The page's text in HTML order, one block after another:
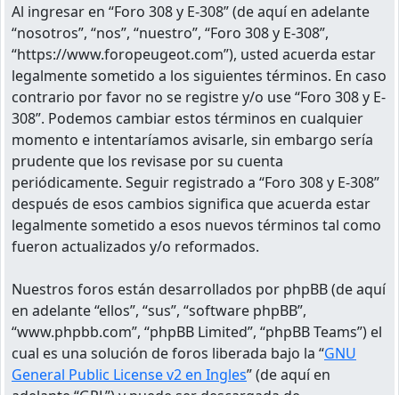
Al ingresar en “Foro 308 y E-308” (de aquí en adelante
“nosotros”, “nos”, “nuestro”, “Foro 308 y E-308”,
“https://www.foropeugeot.com”), usted acuerda estar
legalmente sometido a los siguientes términos. En caso
contrario por favor no se registre y/o use “Foro 308 y E-
308”. Podemos cambiar estos términos en cualquier
momento e intentaríamos avisarle, sin embargo sería
prudente que los revisase por su cuenta
periódicamente. Seguir registrado a “Foro 308 y E-308”
después de esos cambios significa que acuerda estar
legalmente sometido a esos nuevos términos tal como
fueron actualizados y/o reformados.
Nuestros foros están desarrollados por phpBB (de aquí
en adelante “ellos”, “sus”, “software phpBB”,
“www.phpbb.com”, “phpBB Limited”, “phpBB Teams”) el
cual es una solución de foros liberada bajo la “GNU
General Public License v2 en Ingles” (de aquí en